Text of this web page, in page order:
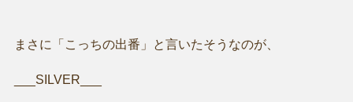
まさに「こっちの出番」と言いたそうなのが、
___SILVER___